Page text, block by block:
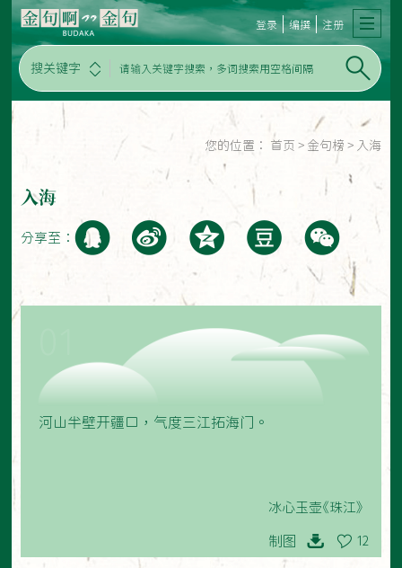
搜关键字
登录 编撰 注册
您的位置： 首页 > 金句榜 > 入海
入海
分享至：
河山半壁开疆口，气度三江拓海门。
冰心玉壶《珠江》
制图 12